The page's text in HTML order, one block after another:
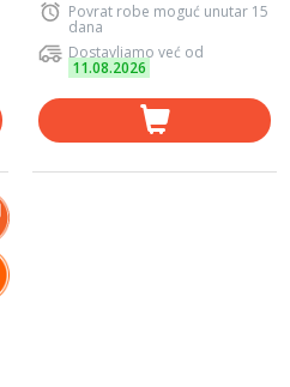
Povrat robe moguć unutar 15
dana
Dostavljamo već od
11.08.2026